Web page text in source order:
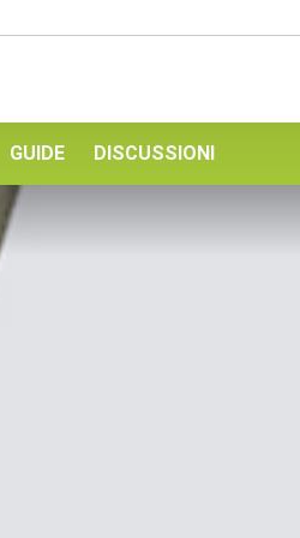
GUIDE DISCUSSIONI